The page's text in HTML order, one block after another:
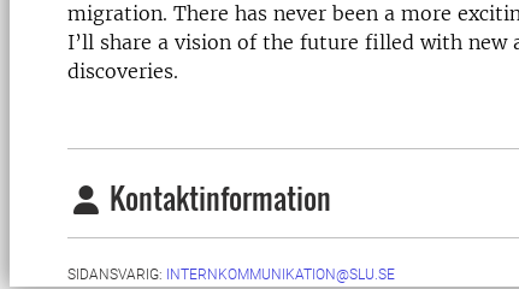
migration. There has never been a more
I’ll share a vision of the future filled with new
discoveries.
Kontaktinformation
SIDANSVARIG: INTERNKOMMUNIKATION@SLU.SE